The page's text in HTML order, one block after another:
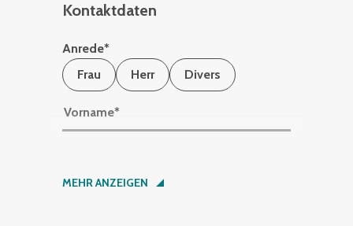
Kontaktdaten
Anrede*
Frau
Herr Divers
Vorname*
Nachname*
MEHR ANZEIGEN